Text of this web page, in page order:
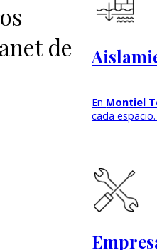
de
En Montiel
cada